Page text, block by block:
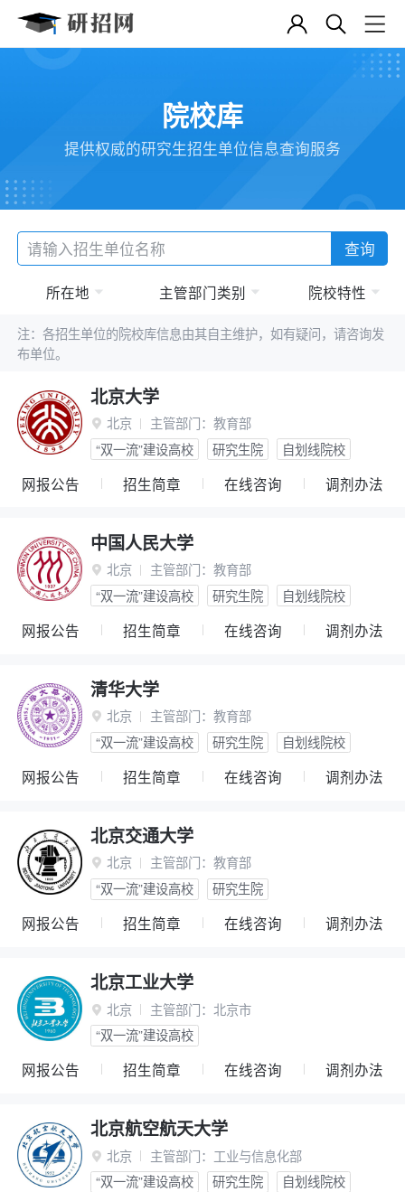
院校库
提供权威的研究生招生单位信息查询服务
查询
所在地 主管部门类别 院校特性
注：各招生单位的院校库信息由其自主维护，如有疑问，请咨询发
布单位。
北京大学
 北京 主管部门： 教育部
“双一流”建设高校
研究生院 自划线院校
网报公告 招生简章 在线咨询 调剂办法
中国人民大学
 北京 主管部门： 教育部
“双一流”建设高校
研究生院 自划线院校
网报公告 招生简章 在线咨询 调剂办法
清华大学
 北京 主管部门： 教育部
“双一流”建设高校
研究生院 自划线院校
网报公告 招生简章 在线咨询 调剂办法
北京交通大学
 北京 主管部门： 教育部
“双一流”建设高校
研究生院
网报公告 招生简章 在线咨询 调剂办法
北京工业大学
 北京 主管部门： 北京市
“双一流”建设高校
网报公告 招生简章 在线咨询 调剂办法
北京航空航天大学
 北京 主管部门： 工业与信息化部
“双一流”建设高校
研究生院 自划线院校